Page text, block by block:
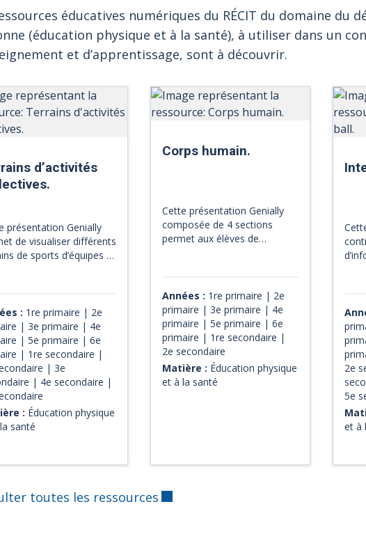
éducatives numériques du RÉCIT du domaine du
(éducation physique et à la santé), à utiliser dans un
et d’apprentissage, sont à découvrir.
d’activités
présentation Genially
de visualiser différents
de sports d’équipes et
de jeu ou bien
servir pour illustrer les
des règles.
: 1re primaire | 2e
| 3e primaire | 4e
| 5e primaire | 6e
| 1re secondaire |
| 3e
| 4e secondaire |
: Éducation physique
santé
Corps humain.
Cette présentation Genially
composée de 4 sections
permet aux élèves de
les muscles et les
articulations.
Années : 1re primaire | 2e
primaire | 3e primaire | 4e
primaire | 5e primaire | 6e
primaire | 1re secondaire |
2e secondaire
Matière : Éducation physique
et à la santé
les
2e
5e
et à
toutes les ressources